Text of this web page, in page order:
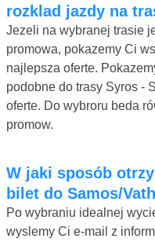
rozklad jazdy na
Jezeli na wybranej trasie
promowa, pokazemy Ci
najlepsza oferte.
podobne do trasy Syros -
oferte. Do wybroru beda
promow.
W jaki sposób otrzymujesz bilet i jak zmienic
bilet do Samos/
Po wybraniu idealnej
wyslemy Ci e-mail z